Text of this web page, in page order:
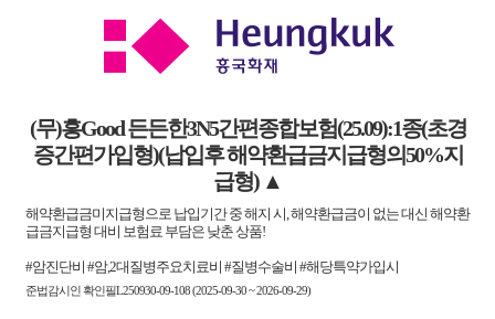
(무)흥Good 든든한3N5간편종합보험(25.09):1종(초경
증간편가입형)(납입후 해약환급금지급형의50%지
급형) ▲
해약환급금미지급형으로 납입기간 중 해지 시, 해약환급금이 없는 대신 해약환
급금지급형 대비 보험료 부담은 낮춘 상품!
#암진단비 #암,2대질병주요치료비 #질병수술비 #해당특약가입시
준법감시인 확인필L250930-09-108 (2025-09-30 ~ 2026-09-29)